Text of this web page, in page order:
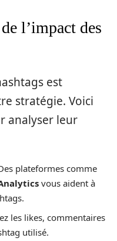
l’impact des
est
stratégie. Voici
analyser leur
plateformes comme
vous aident à
les likes, commentaires
utilisé.